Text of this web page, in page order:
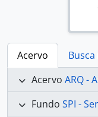
Acervo
Acervo ARQ -
Fundo SPI -